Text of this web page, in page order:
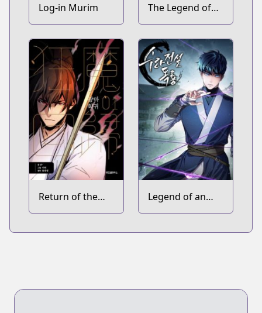
Log-in Murim
The Legend of
the Northern
Blade
Return of the
Mad Demon
Legend of an
Asura: The